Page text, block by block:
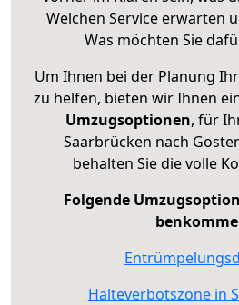
Welchen Service erwarten
Was möchten Sie
Um Ihnen bei der Planung
zu helfen, bieten wir Ihnen
Umzugsoptionen, für
Saarbrücken nach
behalten Sie die volle
Folgende
Halteverbotszone in